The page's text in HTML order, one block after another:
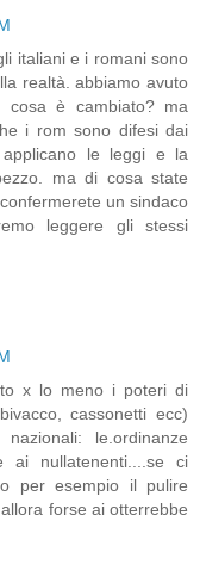
italiani e i romani sono
realtà. abbiamo avuto
è cambiato? ma
i rom sono difesi dai
le leggi e la
ma di cosa state
un sindaco
leggere gli stessi
x lo meno i poteri di
cassonetti ecc)
le.ordinanze
ai nullatenenti....se ci
per esempio il pulire
forse ai otterrebbe